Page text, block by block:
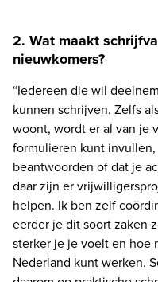
2. Wat maakt
nieuwkomers?
“Iedereen die wil
kunnen schrijven. Zelfs
woont, wordt er al van je
formulieren kunt
beantwoorden of dat je
daar zijn er
helpen. Ik ben zelf
eerder je dit soort zaken
sterker je je voelt en hoe
Nederland kunt werken.